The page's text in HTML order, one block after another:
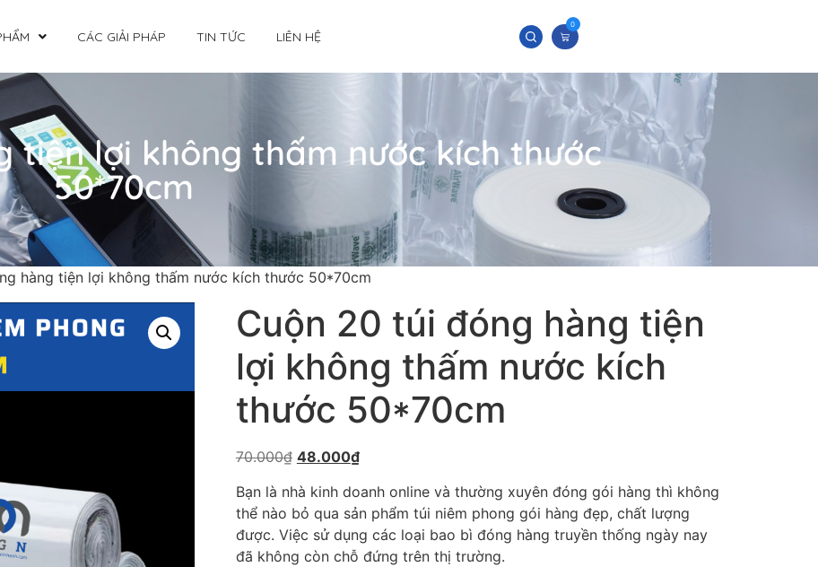
CÁC GIẢI PHÁP TIN TỨC LIÊN HỆ
0
tiện lợi không thấm nước kích thước
50*70cm
hàng tiện lợi không thấm nước kích thước 50*70cm
Cuộn 20 túi đóng hàng tiện
lợi không thấm nước kích
thước 50*70cm
70.000₫ 48.000₫
Bạn là nhà kinh doanh online và thường xuyên đóng gói hàng thì không
thể nào bỏ qua sản phẩm túi niêm phong gói hàng đẹp, chất lượng
được. Việc sử dụng các loại bao bì đóng hàng truyền thống ngày nay
đã không còn chỗ đứng trên thị trường.